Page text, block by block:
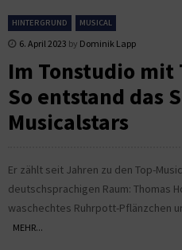
HINTERGRUND MUSICAL
6. April 2023 by Dominik Lapp
Im Tonstudio mit
So entstand das
Musicalstars
Er zählt seit Jahren zu den Top-
deutschsprachigen Raum: Thomas
waschechtes Ruhrpott-Pflänzchen
MEHR...